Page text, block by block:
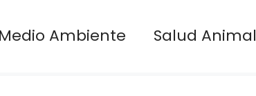
Medio Ambiente Salud Animal